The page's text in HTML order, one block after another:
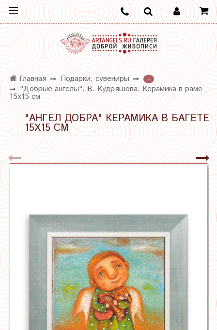
Главная Подарки, сувениры
-
"Добрые ангелы". В. Кудряшова. Керамика в раме
15х15 см
"АНГЕЛ ДОБРА" КЕРАМИКА В БАГЕТЕ
15Х15 СМ